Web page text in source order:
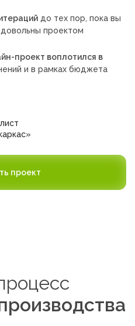
до тех пор, пока вы
проектом
проект воплотился в
и в рамках бюджета
проект